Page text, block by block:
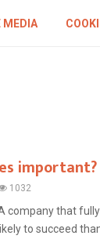
MEDIA
important?
1032
company that fully
to succeed